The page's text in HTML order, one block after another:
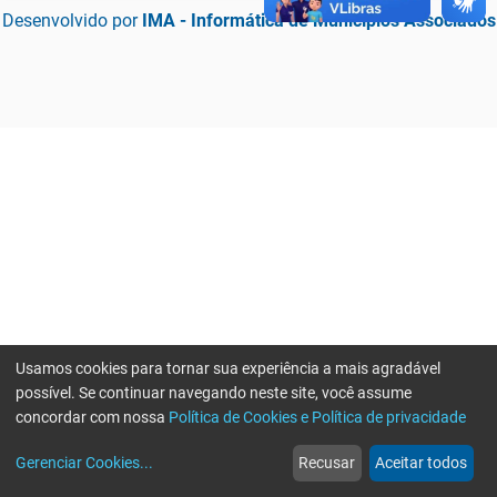
Desenvolvido por IMA - Informática de Municípios Associados
web
Notícias
more_horiz
Mais
Usamos cookies para tornar sua experiência a mais agradável
possível. Se continuar navegando neste site, você assume
concordar com nossa Política de Cookies e Política de privacidade
Gerenciar Cookies... Recusar Aceitar todos
Erro ao enviar informações, por favor tente novamente